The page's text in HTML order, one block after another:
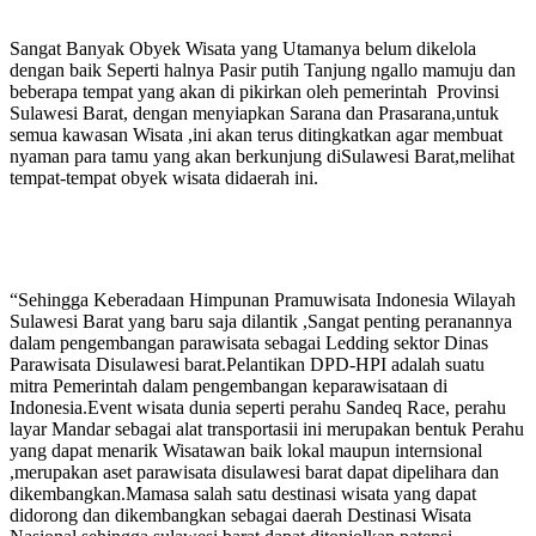
Sangat Banyak Obyek Wisata yang Utamanya belum dikelola
dengan baik Seperti halnya Pasir putih Tanjung ngallo mamuju dan
beberapa tempat yang akan di pikirkan oleh pemerintah Provinsi
Sulawesi Barat, dengan menyiapkan Sarana dan Prasarana,untuk
semua kawasan Wisata ,ini akan terus ditingkatkan agar membuat
nyaman para tamu yang akan berkunjung diSulawesi Barat,melihat
tempat-tempat obyek wisata didaerah ini.
“Sehingga Keberadaan Himpunan Pramuwisata Indonesia Wilayah
Sulawesi Barat yang baru saja dilantik ,Sangat penting peranannya
dalam pengembangan parawisata sebagai Ledding sektor Dinas
Parawisata Disulawesi barat.Pelantikan DPD-HPI adalah suatu
mitra Pemerintah dalam pengembangan keparawisataan di
Indonesia.Event wisata dunia seperti perahu Sandeq Race, perahu
layar Mandar sebagai alat transportasii ini merupakan bentuk Perahu
yang dapat menarik Wisatawan baik lokal maupun internsional
,merupakan aset parawisata disulawesi barat dapat dipelihara dan
dikembangkan.Mamasa salah satu destinasi wisata yang dapat
didorong dan dikembangkan sebagai daerah Destinasi Wisata